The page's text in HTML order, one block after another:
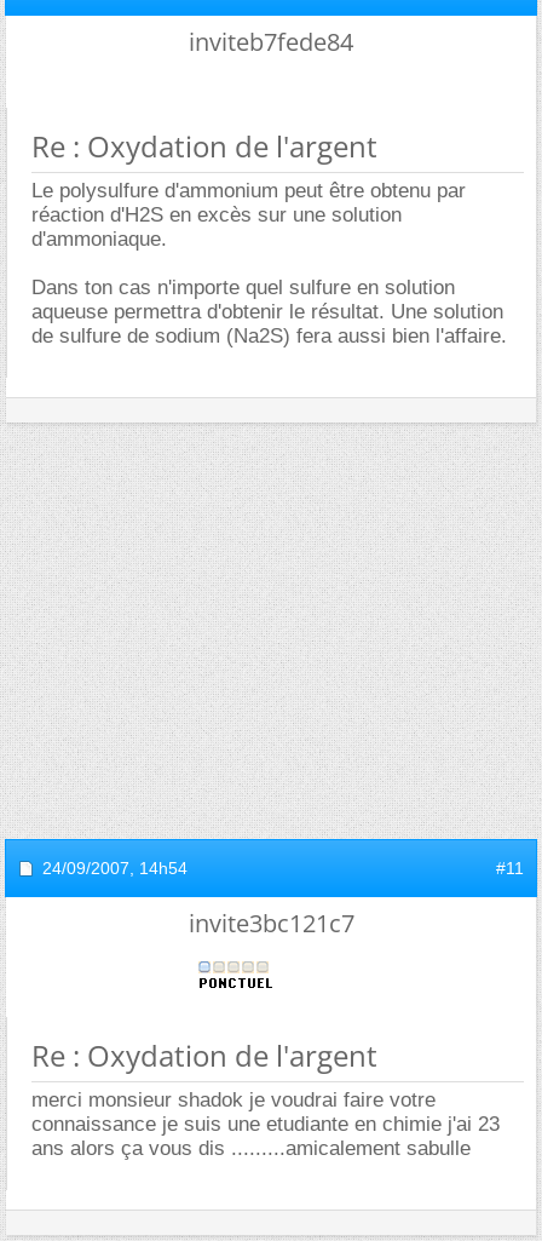
inviteb7fede84
Re : Oxydation de l'argent
Le polysulfure d'ammonium peut être obtenu par
réaction d'H2S en excès sur une solution
d'ammoniaque.
Dans ton cas n'importe quel sulfure en solution
aqueuse permettra d'obtenir le résultat. Une solution
de sulfure de sodium (Na2S) fera aussi bien l'affaire.
24/09/2007, 14h54 #11
invite3bc121c7
Re : Oxydation de l'argent
merci monsieur shadok je voudrai faire votre
connaissance je suis une etudiante en chimie j'ai 23
ans alors ça vous dis .........amicalement sabulle